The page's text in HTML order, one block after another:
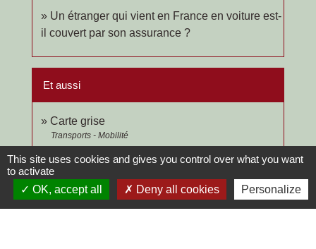
Un étranger qui vient en France en voiture est-
il couvert par son assurance ?
Et aussi
Carte grise
Transports - Mobilité
Permis de conduire
Transports - Mobilité
This site uses cookies and gives you control over what you want
to activate
OK, accept all
Deny all cookies Personalize